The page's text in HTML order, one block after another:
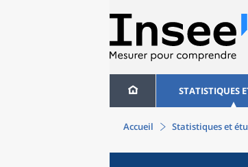
STATISTIQUES
Accueil Statistiques et